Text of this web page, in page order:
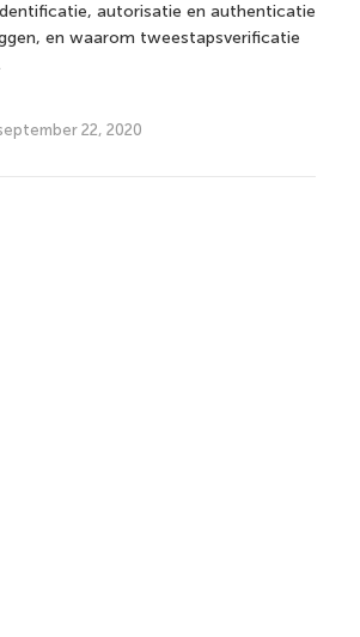
autorisatie en authenticatie
en waarom tweestapsverificatie
22, 2020